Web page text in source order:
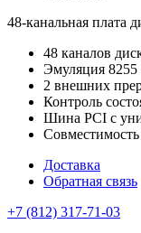
48-канальная плата
48 каналов
Эмуляция
2 внешних
Контроль
Шина PCI с
Доставка
Обратная связь
+7 (812) 317-71-03